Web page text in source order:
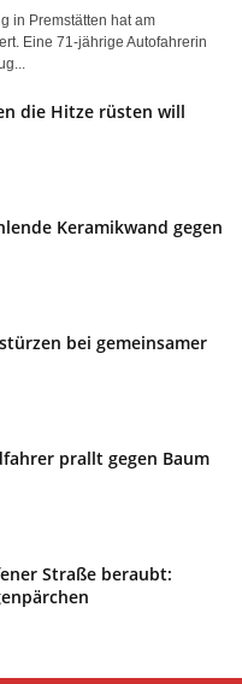
in Premstätten hat am
Eine 71-jährige Autofahrerin
die Hitze rüsten will
Keramikwand gegen
bei gemeinsamer
prallt gegen Baum
Straße beraubt: